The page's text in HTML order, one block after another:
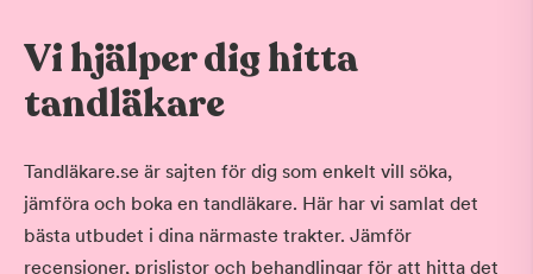
Vi hjälper dig hitta
tandläkare
Tandläkare.se är sajten för dig som enkelt vill söka,
jämföra och boka en tandläkare. Här har vi samlat det
bästa utbudet i dina närmaste trakter. Jämför
recensioner, prislistor och behandlingar för att hitta det